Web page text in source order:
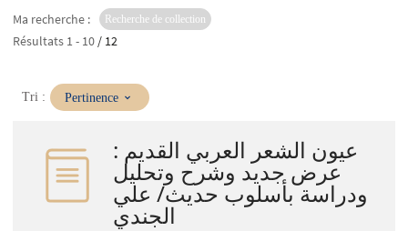
Ma recherche : Recherche de collection
Résultats 1 - 10 / 12
Tri : (Mise
immédiate)
Pertinence
عيون الشعر العربي القديم :
عرض جديد وشرح وتحليل
ودراسة بأسلوب حديث/ علي
الجندي